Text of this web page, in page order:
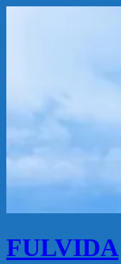
FULVIDA